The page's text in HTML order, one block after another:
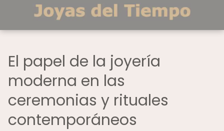
El papel de la joyería
moderna en las
ceremonias y rituales
contemporáneos